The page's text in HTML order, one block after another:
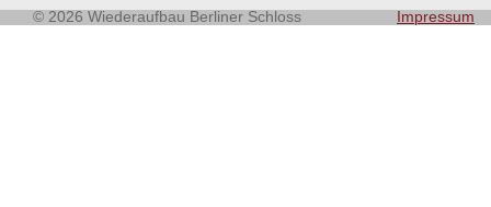
© 2026 Wiederaufbau Berliner Schloss Impressum